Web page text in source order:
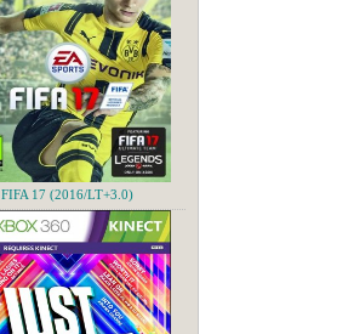
FIFA 17 (2016/LT+3.0)